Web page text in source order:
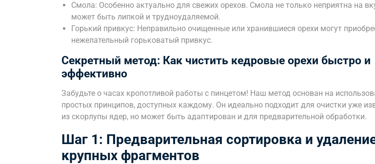
Смола: Особенно актуально для свежих орехов. Смола не только неприятна на
может быть липкой и трудноудаляемой.
Горький привкус: Неправильно очищенные или хранившиеся орехи могут
нежелательный горьковатый привкус.
Секретный метод: Как чистить кедровые орехи быстро и
эффективно
Забудьте о часах кропотливой работы с пинцетом! Наш метод основан на
простых принципов, доступных каждому. Он идеально подходит для очистки уже
из скорлупы ядер, но может быть адаптирован и для предварительной обработки.
Шаг 1: Предварительная сортировка и
крупных фрагментов